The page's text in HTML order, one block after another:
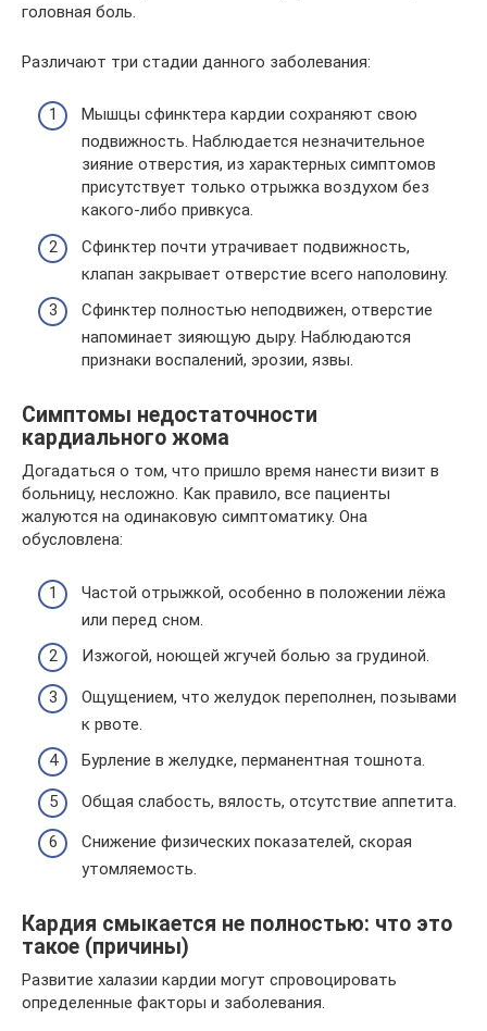
головная боль.
Различают три стадии данного заболевания:
Мышцы сфинктера кардии сохраняют свою
подвижность. Наблюдается незначительное
зияние отверстия, из характерных симптомов
присутствует только отрыжка воздухом без
какого-либо привкуса.
Сфинктер почти утрачивает подвижность,
клапан закрывает отверстие всего наполовину.
Сфинктер полностью неподвижен, отверстие
напоминает зияющую дыру. Наблюдаются
признаки воспалений, эрозии, язвы.
Симптомы недостаточности
кардиального жома
Догадаться о том, что пришло время нанести визит в
больницу, несложно. Как правило, все пациенты
жалуются на одинаковую симптоматику. Она
обусловлена:
Частой отрыжкой, особенно в положении лёжа
или перед сном.
Изжогой, ноющей жгучей болью за грудиной.
Ощущением, что желудок переполнен, позывами
к рвоте.
Бурление в желудке, перманентная тошнота.
Общая слабость, вялость, отсутствие аппетита.
Снижение физических показателей, скорая
утомляемость.
Кардия смыкается не полностью: что это
такое (причины)
Развитие халазии кардии могут спровоцировать
определенные факторы и заболевания.